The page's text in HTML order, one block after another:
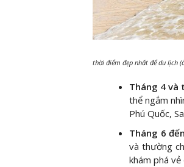
thời điểm đẹp nhất để du lịch
Tháng 4 và
thể ngắm
Phú Quốc,
Tháng 6
và thường
khám phá